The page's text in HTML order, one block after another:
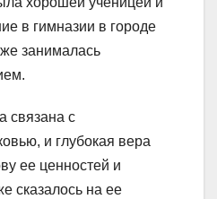
в гимназии в городе
занималась
связана с
и глубокая вера
ее ценностей и
сказалось на ее